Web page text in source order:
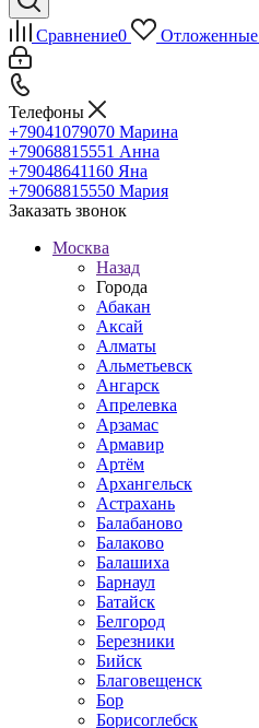
Сравнение0 Отложенные
Телефоны
+79041079070 Марина
+79068815551 Анна
+79048641160 Яна
+79068815550 Мария
Заказать звонок
Москва
Назад
Города
Абакан
Аксай
Алматы
Альметьевск
Ангарск
Апрелевка
Арзамас
Армавир
Артём
Архангельск
Астрахань
Балабаново
Балаково
Балашиха
Барнаул
Батайск
Белгород
Березники
Бийск
Благовещенск
Бор
Борисоглебск